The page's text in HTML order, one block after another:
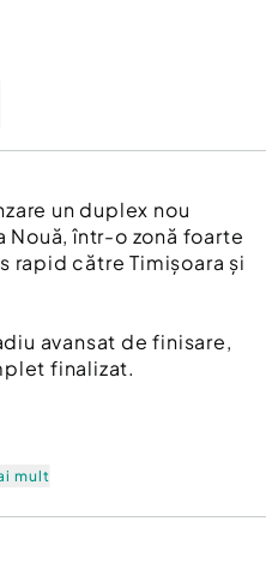
un duplex nou
Nouă, într-o zonă foarte
rapid către Timișoara și
avansat de finisare,
finalizat.
mult